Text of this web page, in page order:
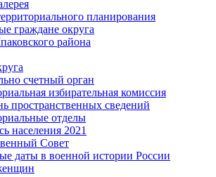
планирования
граждане округа
района
счетный орган
избирательная комиссия
пространственных сведений
отделы
населения 2021
Совет
даты в военной истории России